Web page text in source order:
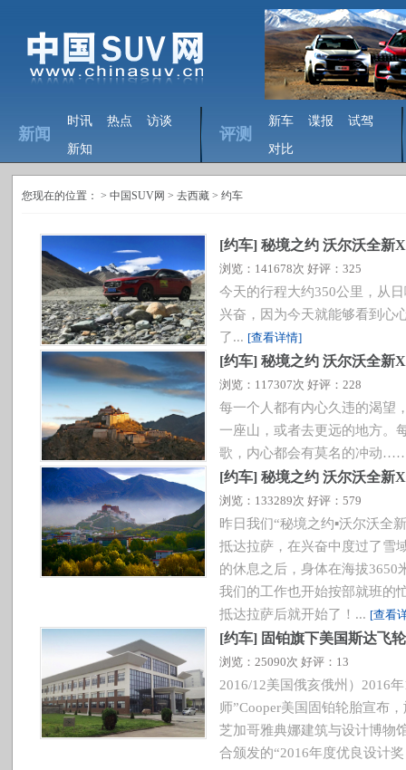
新闻
时讯 热点 访谈
新知
评测
新车 谍报 试驾
对比
您现在的位置： > 中国SUV网 > 去西藏 > 约车
[约车] 秘境之约 沃尔沃全新
浏览：141678次 好评：325
今天的行程大约350公里，从
兴奋，因为今天就能够看到心
了... [查看详情]
[约车] 秘境之约 沃尔沃全新
浏览：117307次 好评：228
每一个人都有内心久违的渴望
一座山，或者去更远的地方。
歌，内心都会有莫名的冲动
[约车] 秘境之约 沃尔沃全新
浏览：133289次 好评：579
昨日我们“秘境之约▪沃尔沃全
抵达拉萨，在兴奋中度过了雪
的休息之后，身体在海拔3650
我们的工作也开始按部就班的
抵达拉萨后就开始了！... [查看
[约车] 固铂旗下美国斯达飞轮
浏览：25090次 好评：13
2016/12美国俄亥俄州）2016
师”Cooper美国固铂轮胎宣布
芝加哥雅典娜建筑与设计博物
合颁发的“2016年度优良设计